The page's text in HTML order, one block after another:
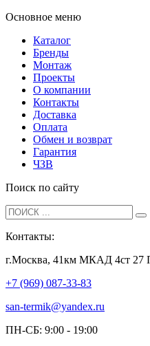
Основное меню
Каталог
Бренды
Монтаж
Проекты
О компании
Контакты
Доставка
Оплата
Обмен и возврат
Гарантия
ЧЗВ
Поиск по сайту
Контакты:
г.Москва, 41км МКАД 4ст 27
+7 (969) 087-33-83
san-termik@yandex.ru
ПН-СБ: 9:00 - 19:00